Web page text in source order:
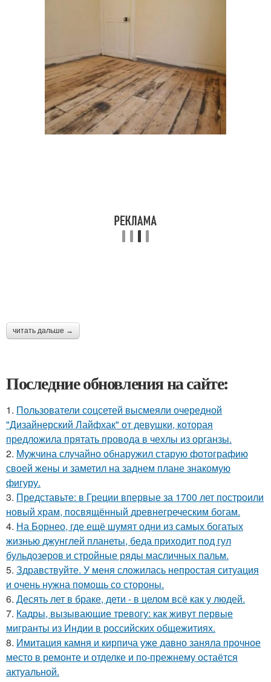
читать дальше →
Последние обновления на сайте:
1. Пользователи соцсетей высмеяли очередной
"Дизайнерский Лайфхак" от девушки, которая
предложила прятать провода в чехлы из органзы.
2. Мужчина случайно обнаружил старую фотографию
своей жены и заметил на заднем плане знакомую
фигуру.
3. Представьте: в Греции впервые за 1700 лет построили
новый храм, посвящённый древнегреческим богам.
4. На Борнео, где ещё шумят одни из самых богатых
жизнью джунглей планеты, беда приходит под гул
бульдозеров и стройные ряды масличных пальм.
5. Здравствуйте. У меня сложилась непростая ситуация
и очень нужна помощь со стороны.
6. Десять лет в браке, дети - в целом всё как у людей.
7. Кадры, вызывающие тревогу: как живут первые
мигранты из Индии в российских общежитиях.
8. Имитация камня и кирпича уже давно заняла прочное
место в ремонте и отделке и по-прежнему остаётся
актуальной.